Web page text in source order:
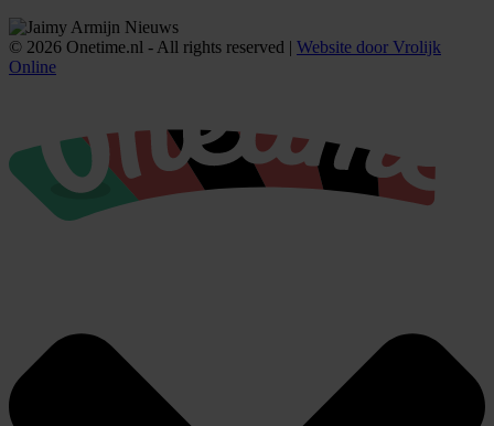
© 2026 Onetime.nl - All rights reserved | Website door Vrolijk
Online